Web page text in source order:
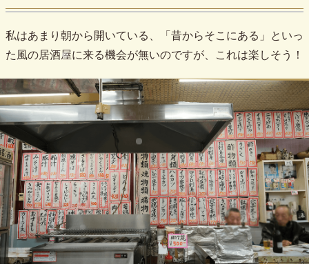
私はあまり朝から開いている、「昔からそこにある」といっ
た風の居酒屋に来る機会が無いのですが、これは楽しそう！